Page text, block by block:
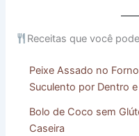
Receitas que você
Peixe Assado no
Suculento por Dentro
Bolo de Coco sem
Caseira